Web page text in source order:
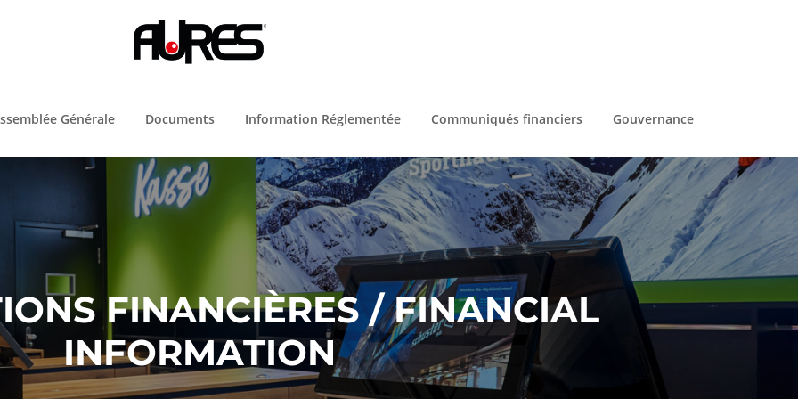
Générale Documents Information Réglementée Communiqués financiers Gouvernance
FINANCIÈRES / FINANCIAL
INFORMATION